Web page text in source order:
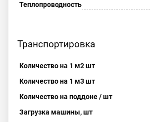
Теплопроводность
Транспортировка
Количество на 1 м2 шт
Количество на 1 м3 шт
Количество на поддоне / шт
Загрузка машины, шт